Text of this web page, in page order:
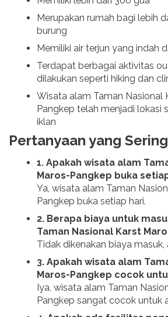
Merupakan rumah bagi lebih
burung
Memiliki air terjun yang indah
Terdapat berbagai aktivitas
dilakukan seperti hiking dan
Wisata alam Taman Nasional
Pangkep telah menjadi lokasi
iklan
Pertanyaan yang
1. Apakah wisata alam
Maros-Pangkep buka
Ya, wisata alam Taman
Pangkep buka setiap hari.
2. Berapa biaya untuk
Taman Nasional Karst
Tidak dikenakan biaya masuk,
3. Apakah wisata alam
Maros-Pangkep cocok
Iya, wisata alam Taman
Pangkep sangat cocok untuk